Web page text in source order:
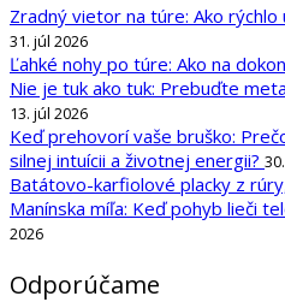
Zradný vietor na túre: Ako
31. júl 2026
Ľahké nohy po túre: Ako na
Nie je tuk ako tuk: Prebuďte
13. júl 2026
Keď prehovorí vaše bruško:
silnej intuícii a životnej energii?
Batátovo-karfiolové placky z
Manínska míľa: Keď pohyb lieči
2026
Odporúčame